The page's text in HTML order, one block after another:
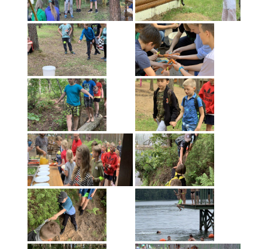
Pavasario dienos stovykla 2019